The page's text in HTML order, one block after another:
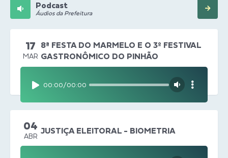
Podcast
Áudios da Prefeitura
17
MAR
8ª FESTA DO MARMELO E O 3º FESTIVAL
GASTRONÔMICO DO PINHÃO
00:00/00:00
04
ABR
JUSTIÇA ELEITORAL - BIOMETRIA